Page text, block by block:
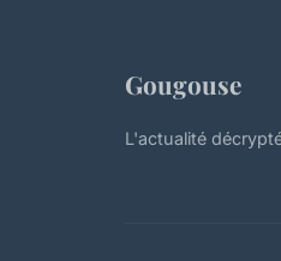
Gougouse
L'actualité